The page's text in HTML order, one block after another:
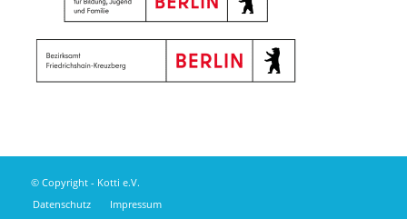
© Copyright - Kotti e.V.
Datenschutz
Impressum